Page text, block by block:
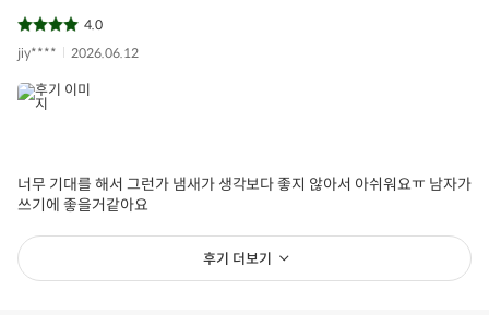
4.0
jiy****
2026.06.12
너무 기대를 해서 그런가 냄새가 생각보다 좋지 않아서 아쉬워요ㅠ 남자가
쓰기에 좋을거같아요
후기 더보기